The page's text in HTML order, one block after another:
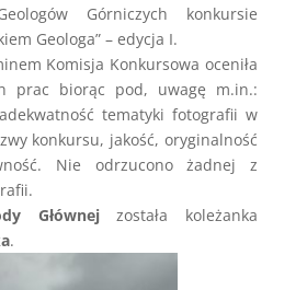
Górniczych konkursie
Geologa” – edycja I.
Komisja Konkursowa oceniła
prac biorąc pod, uwagę m.in.:
tematyki fotografii w
konkursu, jakość, oryginalność
Nie odrzucono żadnej z
Głównejzostała koleżanka
.